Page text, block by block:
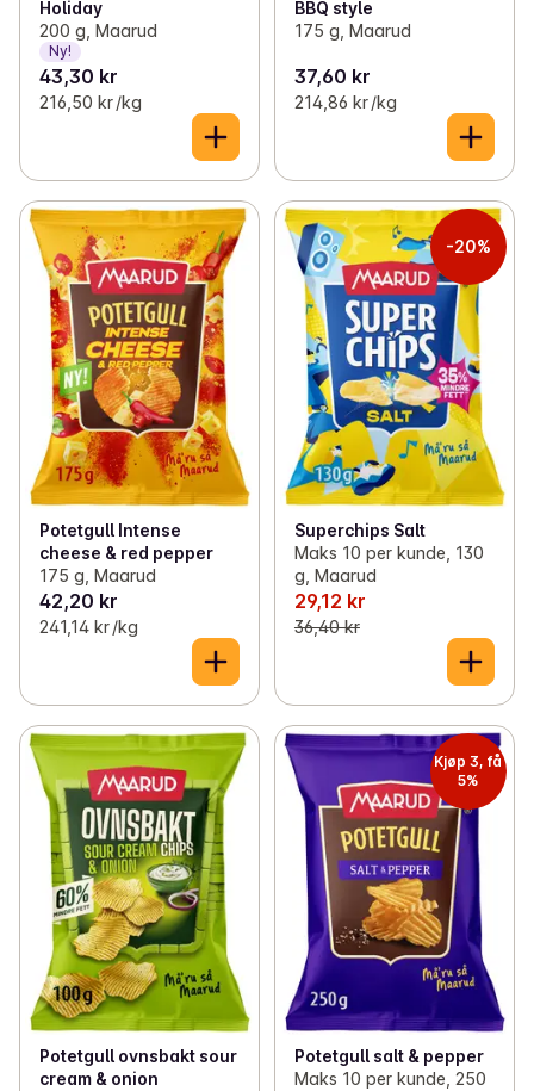
Holiday
200 g, Maarud
Ny!
43,30 kr
216,50 kr /kg
BBQ style
175 g, Maarud
37,60 kr
214,86 kr /kg
Potetgull Intense
cheese & red pepper
175 g, Maarud
42,20 kr
241,14 kr /kg
-20%
Superchips Salt
Maks 10 per kunde, 130
g, Maarud
29,12 kr
36,40 kr
Potetgull ovnsbakt sour
cream & onion
Kjøp 3, få
5%
Potetgull salt & pepper
Maks 10 per kunde, 250